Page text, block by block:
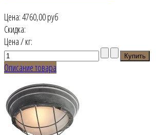
Цена:4760,00 руб
Скидка:
Цена / кг:
Описание товара